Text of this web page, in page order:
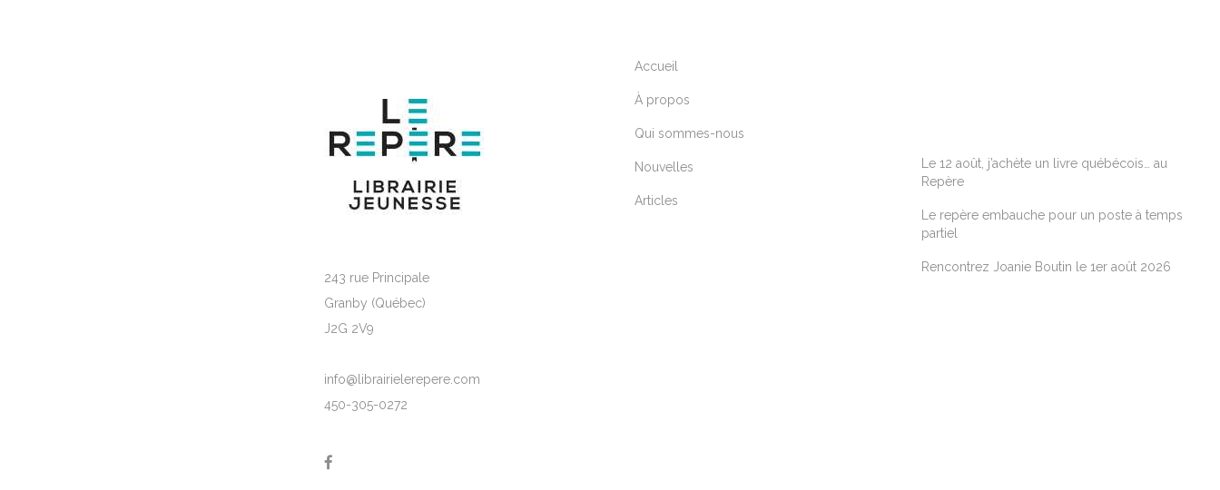
243 rue Principale
Granby (Québec)
J2G 2V9
info@librairielerepere.com
450-305-0272
Accueil
À propos
Qui sommes-nous
Nouvelles
Articles
Le 12 août, j’achète un livre québécois… au
Repère
Le repère embauche pour un poste à temps
partiel
Rencontrez Joanie Boutin le 1er août 2026